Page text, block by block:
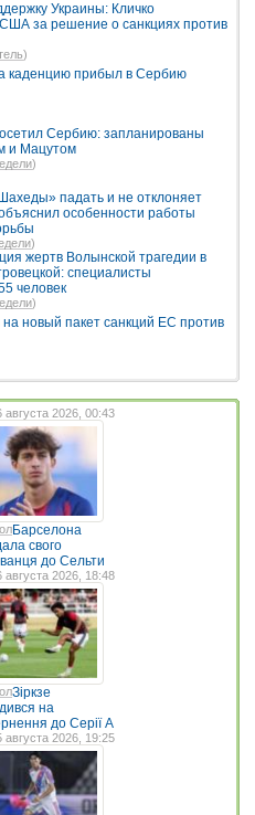
Украины: Кличко
за решение о санкциях против
)
каденцию прибыл в Сербию
Сербию: запланированы
и Мацутом
)
падать и не отклоняет
особенности работы
)
жертв Волынской трагедии в
специалисты
человек
)
новый пакет санкций ЕС против
августа 2026, 00:43
Барселона
свого
до Сельти
августа 2026, 18:48
Зіркзе
на
до Серії А
августа 2026, 19:25